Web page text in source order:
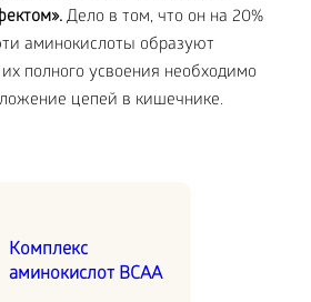
Дело в том, что он на 20%
аминокислоты образуют
полного усвоения необходимо
цепей в кишечнике.
Комплекс
аминокислот BCAA